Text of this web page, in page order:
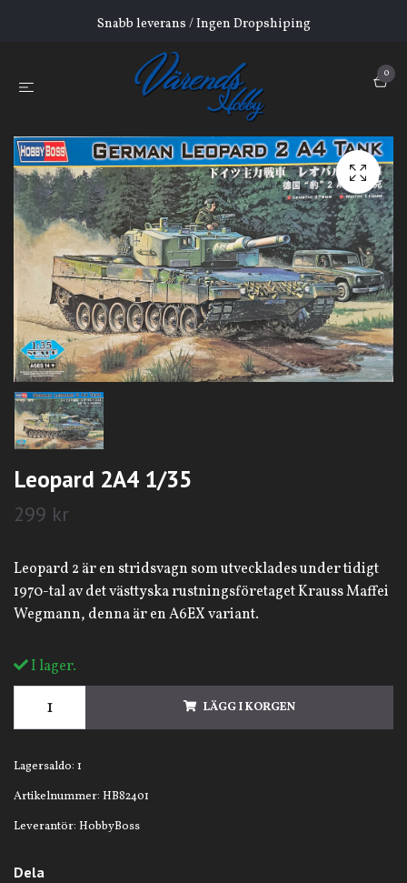
Snabb leverans / Ingen Dropshiping
0
Leopard 2A4 1/35
299 kr
Leopard 2 är en stridsvagn som utvecklades under tidigt
1970-tal av det västtyska rustningsföretaget Krauss Maffei
Wegmann, denna är en A6EX variant.
I lager.
LÄGG I KORGEN
Lagersaldo: 1
Artikelnummer: HB82401
Leverantör: HobbyBoss
Dela